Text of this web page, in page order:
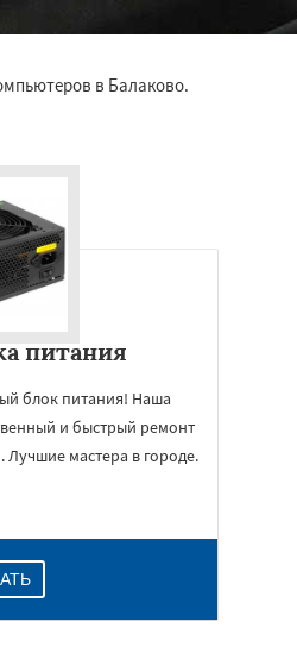
в Балаково.
питания
блок питания! Наша
и быстрый ремонт
мастера в городе.